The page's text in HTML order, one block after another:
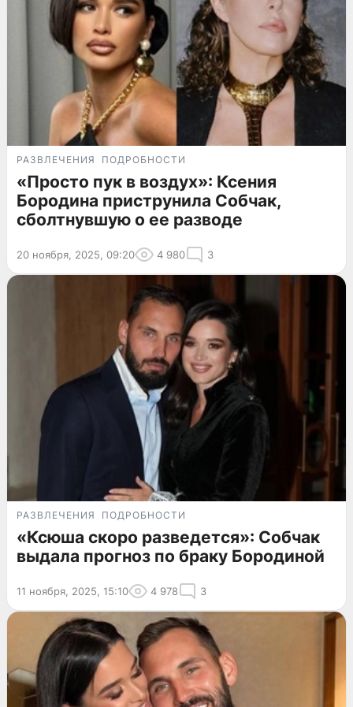
РАЗВЛЕЧЕНИЯ ПОДРОБНОСТИ
«Просто пук в воздух»: Ксения
Бородина приструнила Собчак,
сболтнувшую о ее разводе
20 ноября, 2025, 09:20 4 980 3
РАЗВЛЕЧЕНИЯ ПОДРОБНОСТИ
«Ксюша скоро разведется»: Собчак
выдала прогноз по браку Бородиной
11 ноября, 2025, 15:10 4 978 3